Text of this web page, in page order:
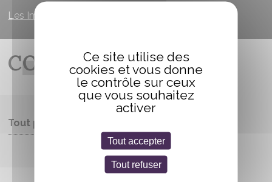
Les Imaginales
COPIE PRIVÉE
Tout public
Entrée libre
Ce site utilise des
cookies et vous donne
le contrôle sur ceux
que vous souhaitez
activer
Tout accepter
Tout refuser